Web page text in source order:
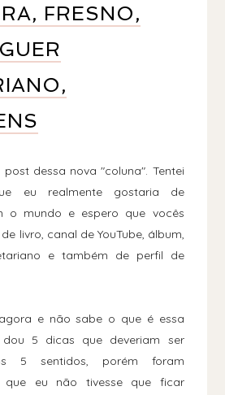
FRESNO,
dessa nova "coluna". Tentei
eu realmente gostaria de
o mundo e espero que vocês
livro, canal de YouTube, álbum,
e também de perfil de
e não sabe o que é essa
5 dicas que deveriam ser
5 sentidos, porém foram
que eu não tivesse que ficar